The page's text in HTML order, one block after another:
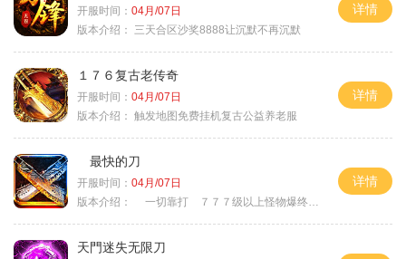
开服时间： 04月/07日
版本介绍：
三天合区沙奖8888让沉默不再沉默
详情
１７６复古老传奇
开服时间： 04月/07日
版本介绍： 触发地图免费挂机复古公益养老服
详情
最快的刀
开服时间： 04月/07日
版本介绍：
一切靠打 ７７７级以上怪物爆终极
详情
天門迷失无限刀